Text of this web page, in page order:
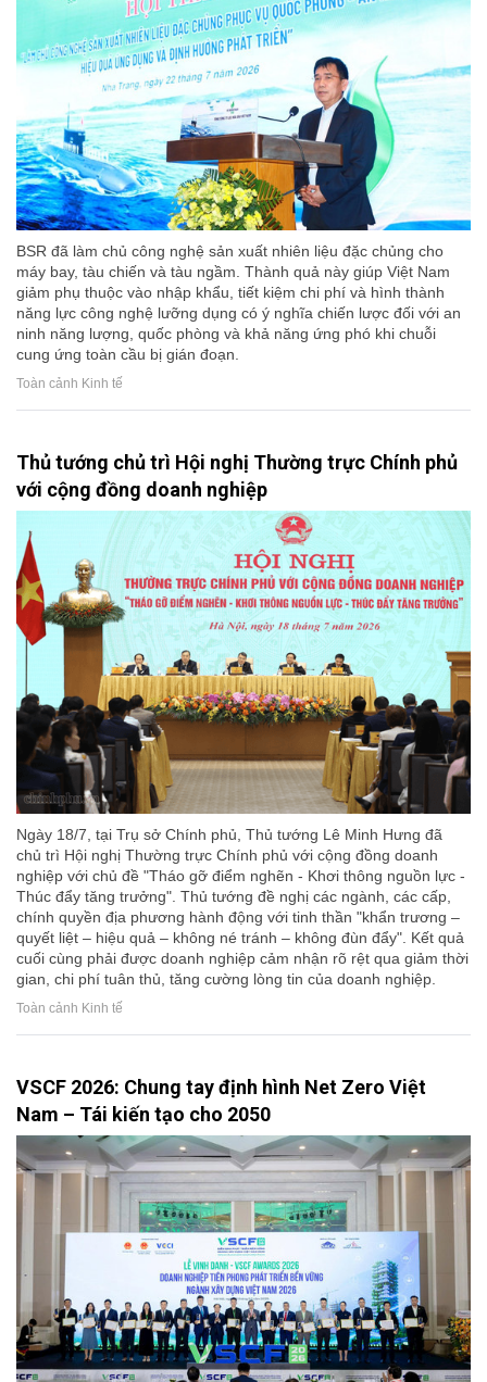
BSR đã làm chủ công nghệ sản xuất nhiên liệu đặc chủng cho
máy bay, tàu chiến và tàu ngầm. Thành quả này giúp Việt Nam
giảm phụ thuộc vào nhập khẩu, tiết kiệm chi phí và hình thành
năng lực công nghệ lưỡng dụng có ý nghĩa chiến lược đối với an
ninh năng lượng, quốc phòng và khả năng ứng phó khi chuỗi
cung ứng toàn cầu bị gián đoạn.
Toàn cảnh Kinh tế
Thủ tướng chủ trì Hội nghị Thường trực Chính phủ
với cộng đồng doanh nghiệp
Ngày 18/7, tại Trụ sở Chính phủ, Thủ tướng Lê Minh Hưng đã
chủ trì Hội nghị Thường trực Chính phủ với cộng đồng doanh
nghiệp với chủ đề "Tháo gỡ điểm nghẽn - Khơi thông nguồn lực -
Thúc đẩy tăng trưởng". Thủ tướng đề nghị các ngành, các cấp,
chính quyền địa phương hành động với tinh thần "khẩn trương –
quyết liệt – hiệu quả – không né tránh – không đùn đẩy". Kết quả
cuối cùng phải được doanh nghiệp cảm nhận rõ rệt qua giảm thời
gian, chi phí tuân thủ, tăng cường lòng tin của doanh nghiệp.
Toàn cảnh Kinh tế
VSCF 2026: Chung tay định hình Net Zero Việt
Nam – Tái kiến tạo cho 2050